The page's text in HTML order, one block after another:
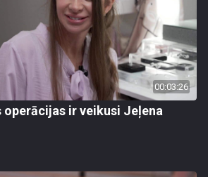
00:03:26
operācijas ir veikusi Jeļena